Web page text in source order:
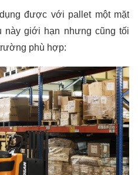
được với pallet một mặt
này giới hạn nhưng cũng tối
phù hợp: